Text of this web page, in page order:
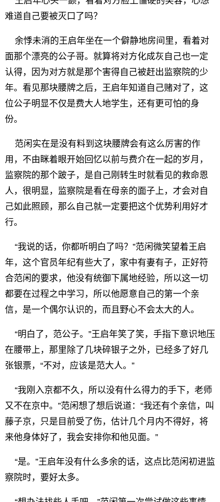
难道自己要被灭口了吗？
余悸未消的王启年坐在一个僻静地房间里，看着对
面那个漂亮的公子哥。就算将对方化成灰自己也一定
认得，因为对方就是那个害得自己被赶出监察院的少
年。看见那块腰牌之后，王启年知道自己赌对了，这
位公子明显不仅是费大人地学生，还有更可怕的身
份。
范闲实在是没有料到这块腰牌会有这么厉害的作
用，不由眯着眼开始回忆以前与费介在一起的岁月，
监察院的那个跛子，是自己刚转生时就看见的救命恩
人，很明显，监察院是看在母亲的面子上，才会对自
己如此照顾，那么自己就一定要把这个优势利用好才
行。
“我说的话，你都听明白了吗？”范闲微笑望着王启
年，这个官员年纪有些大了，家中有妻有子，正好符
合范闲的要求，他没有统御下属地经验，所以这一切
都要在过程之中学习，所以他愿意自己的第一个亲
信，是一个偶尔认识的，而且野心不会太大的人。
“明白了，范公子。”王启年笑了笑，手指下意识地压
在腰带上，那里除了几块碎银子之外，已经多了好几
张银票，“不对，应该是范大人。”
“我刚入京都不久，所以没有什么得力的手下，老师
又不在京中。”范闲想了想后说道：“我还有个亲信，叫
藤子京，只是目前受了伤，估计几个月内不得好，将
来他身体好了，我会安排你和他见面。”
“是。”王启年没有什么多余的话，这点比范闲初进监
察院时，要好太多。